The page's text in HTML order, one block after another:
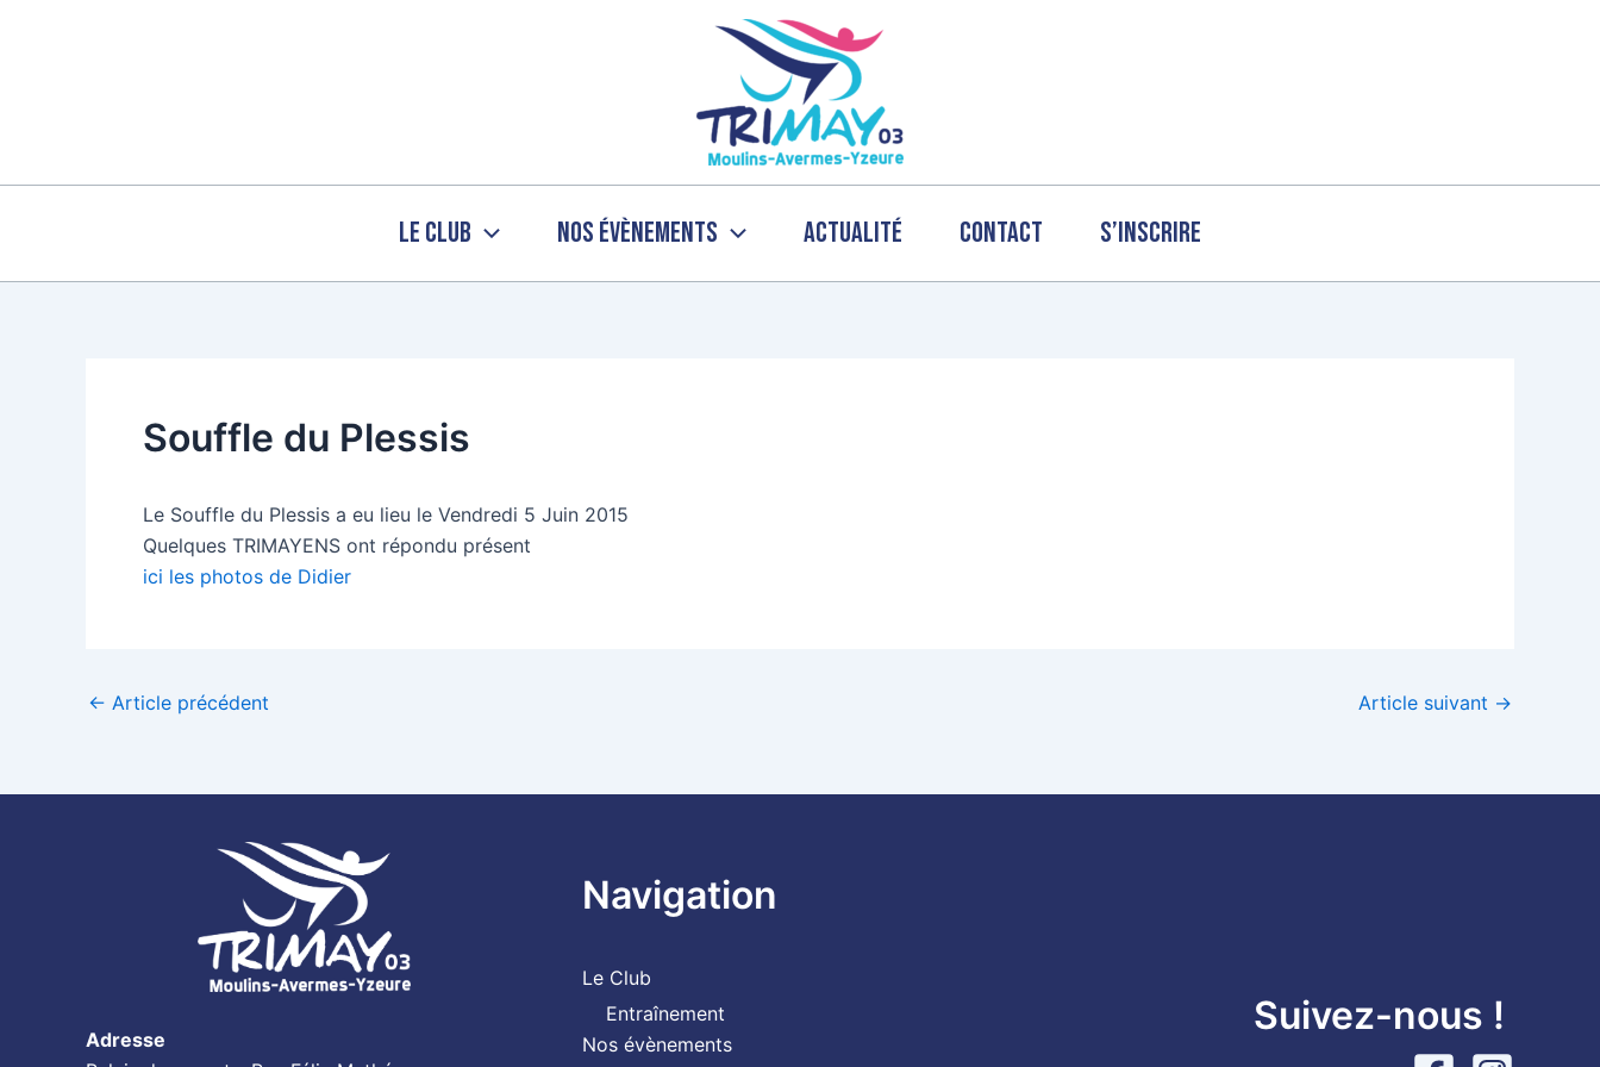
Le Club Nos évènements Actualité Contact S’inscrire
Souffle du Plessis
Le Souffle du Plessis a eu lieu le Vendredi 5 Juin 2015
Quelques TRIMAYENS ont répondu présent
ici les photos de Didier
← Article précédent Article suivant →
Adresse
Navigation
Le Club
Entraînement
Nos évènements
Suivez-nous !